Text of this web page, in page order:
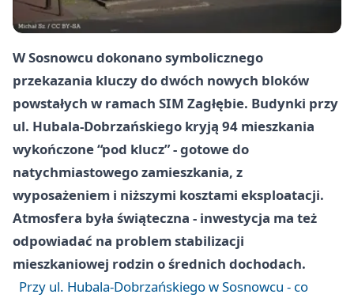
W Sosnowcu dokonano symbolicznego
przekazania kluczy do dwóch nowych bloków
powstałych w ramach SIM Zagłębie. Budynki przy
ul. Hubala-Dobrzańskiego kryją 94 mieszkania
wykończone “pod klucz” - gotowe do
natychmiastowego zamieszkania, z
wyposażeniem i niższymi kosztami eksploatacji.
Atmosfera była świąteczna - inwestycja ma też
odpowiadać na problem stabilizacji
mieszkaniowej rodzin o średnich dochodach.
Przy ul. Hubala-Dobrzańskiego w Sosnowcu - co